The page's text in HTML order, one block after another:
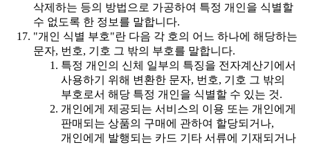
삭제하는 등의 방법으로 가공하여 특정 개인을 식별할
수 없도록 한 정보를 말합니다.
"개인 식별 부호"란 다음 각 호의 어느 하나에 해당하는
문자, 번호, 기호 그 밖의 부호를 말합니다.
특정 개인의 신체 일부의 특징을 전자계산기에서
사용하기 위해 변환한 문자, 번호, 기호 그 밖의
부호로서 해당 특정 개인을 식별할 수 있는 것.
개인에게 제공되는 서비스의 이용 또는 개인에게
판매되는 상품의 구매에 관하여 할당되거나,
개인에게 발행되는 카드 기타 서류에 기재되거나